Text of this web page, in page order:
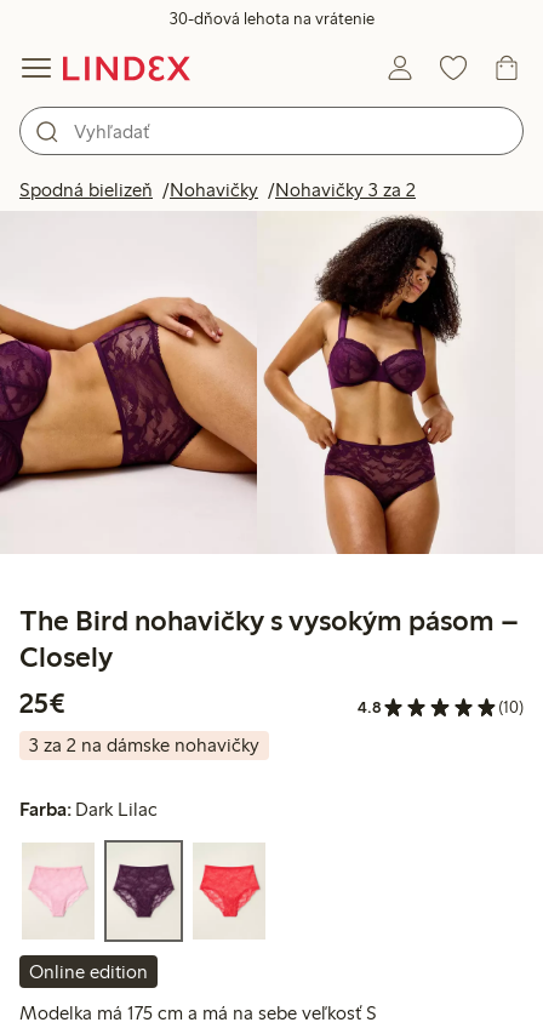
30-dňová lehota na vrátenie
Spodná bielizeň Nohavičky Nohavičky 3 za 2
Produkty na obrázku
The Bird nohavičky s vysokým pásom –
Closely
25€
4.8 (10)
3 za 2 na dámske nohavičky
Farba: Dark Lilac
Online edition
Modelka má 175 cm a má na sebe veľkosť S